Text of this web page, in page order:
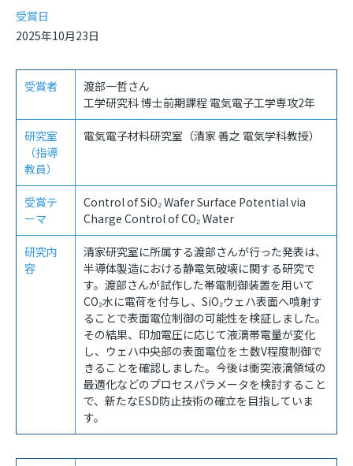
受賞日
2025年10月23日
受賞者
渡部一哲さん
工学研究科 博士前期課程 電気電子工学専攻2年
研究室
（指導
教員）
電気電子材料研究室（清家 善之 電気学科教授）
受賞テ
ーマ
Control of SiO₂ Wafer Surface Potential via
Charge Control of CO₂ Water
研究内
容
清家研究室に所属する渡部さんが行った発表は、
半導体製造における静電気破壊に関する研究で
す。渡部さんが試作した帯電制御装置を用いて
CO₂水に電荷を付与し、 SiO₂ウェハ表面へ噴射す
ることで表面電位制御の可能性を検証しました。
その結果、印加電圧に応じて液滴帯電量が変化
し、ウェハ中央部の表面電位を±数V程度制御で
きることを確認しました。今後は衝突液滴領域の
最適化などのプロセスパラメータを検討すること
で、新たなESD防止技術の確立を目指していま
す。